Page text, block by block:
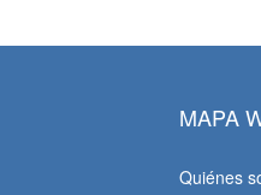
MAPA
Quiénes